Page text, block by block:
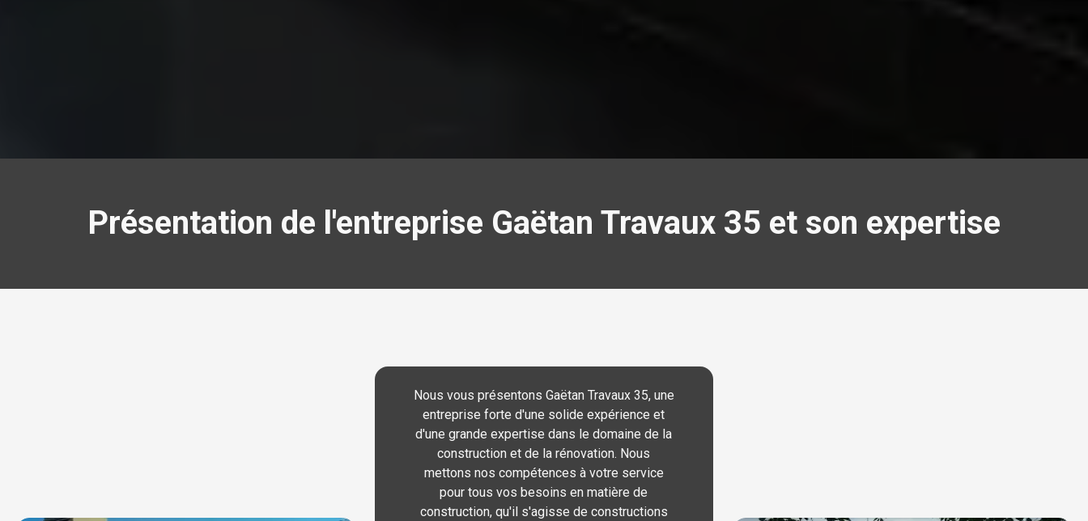
Présentation de l'entreprise Gaëtan Travaux 35 et son expertise
Nous vous présentons Gaëtan Travaux 35, une
entreprise forte d'une solide expérience et
d'une grande expertise dans le domaine de la
construction et de la rénovation. Nous
mettons nos compétences à votre service
pour tous vos besoins en matière de
construction, qu'il s'agisse de constructions